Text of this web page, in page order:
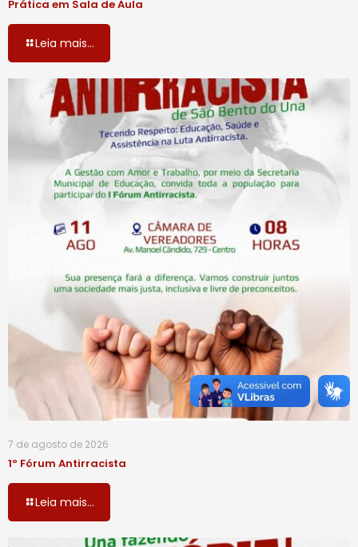
Prática em Sala de Aula
Leia mais...
7 de agosto de 2026
1º Fórum Antirracista
Leia mais...